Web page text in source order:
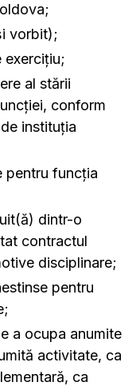
vorbit);
exerciţiu;
al stării
conform
instituţia
pentru funcţia
dintr-o
contractul
disciplinare;
pentru
a ocupa anumite
activitate, ca
ca